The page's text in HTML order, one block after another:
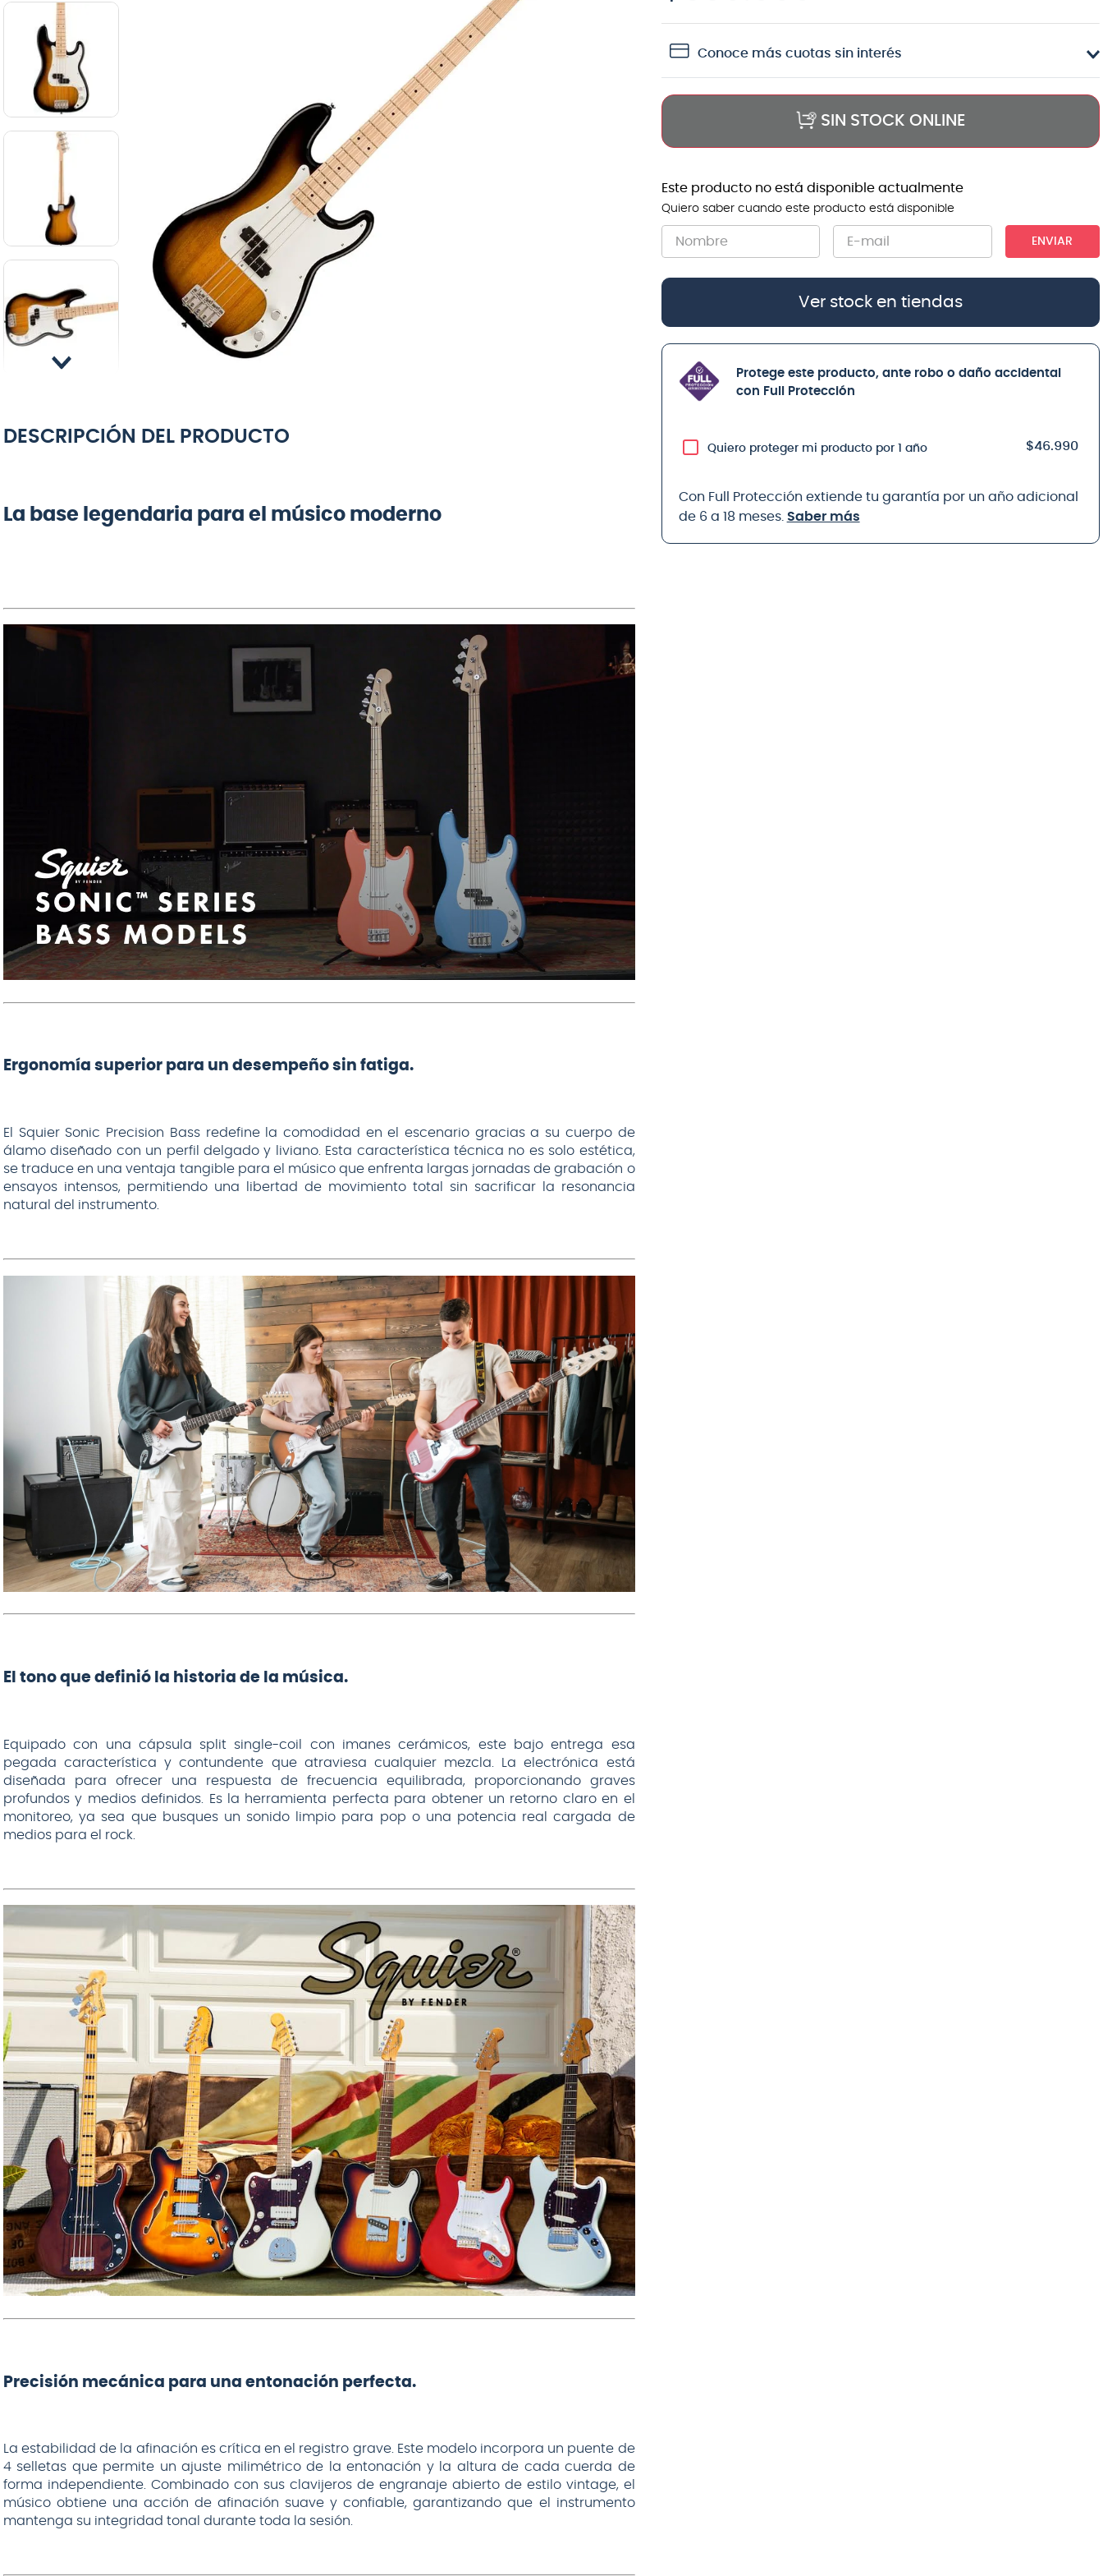
DESCRIPCIÓN DEL PRODUCTO
La base legendaria para el músico moderno
Ergonomía superior para un desempeño sin fatiga.
El Squier Sonic Precision Bass redefine la comodidad en el escenario gracias a su cuerpo de
álamo diseñado con un perfil delgado y liviano. Esta característica técnica no es solo estética,
se traduce en una ventaja tangible para el músico que enfrenta largas jornadas de grabación o
ensayos intensos, permitiendo una libertad de movimiento total sin sacrificar la resonancia
natural del instrumento.
El tono que definió la historia de la música.
Equipado con una cápsula split single-coil con imanes cerámicos, este bajo entrega esa
pegada característica y contundente que atraviesa cualquier mezcla. La electrónica está
diseñada para ofrecer una respuesta de frecuencia equilibrada, proporcionando graves
profundos y medios definidos. Es la herramienta perfecta para obtener un retorno claro en el
monitoreo, ya sea que busques un sonido limpio para pop o una potencia real cargada de
medios para el rock.
Precisión mecánica para una entonación perfecta.
La estabilidad de la afinación es crítica en el registro grave. Este modelo incorpora un puente de
4 selletas que permite un ajuste milimétrico de la entonación y la altura de cada cuerda de
forma independiente. Combinado con sus clavijeros de engranaje abierto de estilo vintage, el
músico obtiene una acción de afinación suave y confiable, garantizando que el instrumento
mantenga su integridad tonal durante toda la sesión.
Conoce más cuotas sin interés
SIN STOCK ONLINE
Este producto no está disponible actualmente
Quiero saber cuando este producto está disponible
ENVIAR
Ver stock en tiendas
Protege este producto, ante robo o daño accidental
con Full Protección
Quiero proteger mi producto por 1 año $46.990
Con Full Protección extiende tu garantía por un año adicional
de 6 a 18 meses. Saber más